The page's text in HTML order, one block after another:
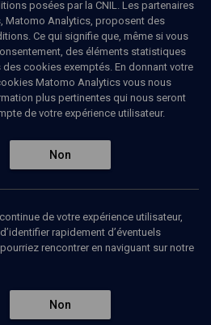
posées par la CNIL. Les partenaires
Matomo Analytics, proposent des
Ce qui signifie que, même si vous
des éléments statistiques
cookies exemptés. En donnant votre
Matomo Analytics vous nous
plus pertinentes qui nous seront
de votre expérience utilisateur.
Non
de votre expérience utilisateur,
rapidement d’éventuels
rencontrer en naviguant sur notre
Non